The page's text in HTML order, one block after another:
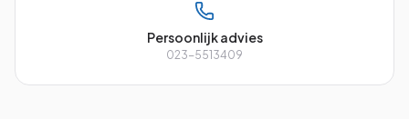
Persoonlijk advies
023-5513409